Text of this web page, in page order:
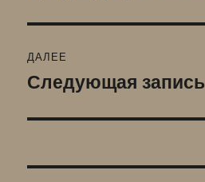
ДАЛЕЕ
Следующая
Следующая запись